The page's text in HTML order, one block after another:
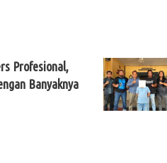
Profesional,
Banyaknya